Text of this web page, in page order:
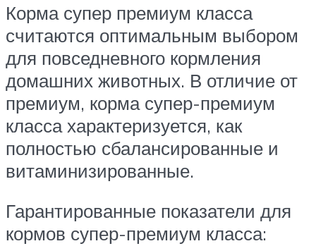
Корма супер премиум класса
считаются оптимальным выбором
для повседневного кормления
домашних животных. В отличие от
премиум, корма супер-премиум
класса характеризуется, как
полностью сбалансированные и
витаминизированные.
Гарантированные показатели для
кормов супер-премиум класса: